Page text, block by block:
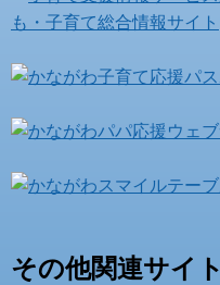
その他関連サイト